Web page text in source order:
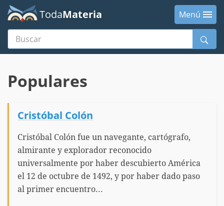
TodaMateria
Menú
Buscar
Populares
Cristóbal Colón
Cristóbal Colón fue un navegante, cartógrafo,
almirante y explorador reconocido
universalmente por haber descubierto América
el 12 de octubre de 1492, y por haber dado paso
al primer encuentro...